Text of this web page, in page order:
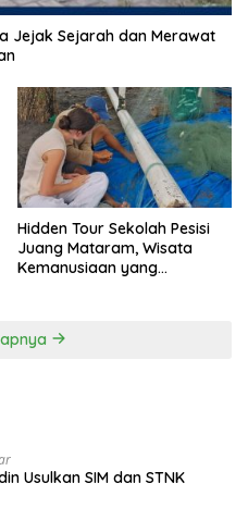
Jejak Sejarah dan Merawat
Hidden Tour Sekolah Pesisi
Juang Mataram, Wisata
Kemanusiaan yang
Usulkan SIM dan STNK